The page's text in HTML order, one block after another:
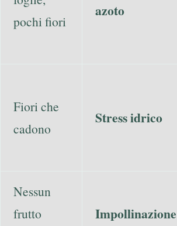
pochi fiori
azoto
Fiori che
cadono
Stress idrico
Nessun
frutto
Impollinazione